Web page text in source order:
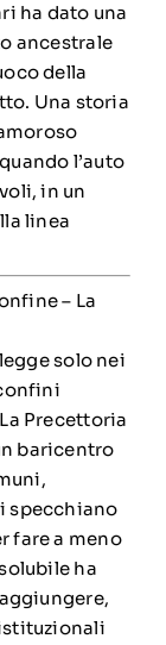
ha dato una
ancestrale
della
Una storia
l’auto
in un
linea
– La
solo nei
Precettoria
baricentro
specchiano
fare a meno
ha